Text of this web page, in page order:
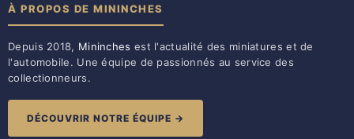
À PROPOS DE MININCHES
Depuis 2018, Mininches est l'actualité des miniatures et de
l'automobile. Une équipe de passionnés au service des
collectionneurs.
DÉCOUVRIR NOTRE ÉQUIPE →